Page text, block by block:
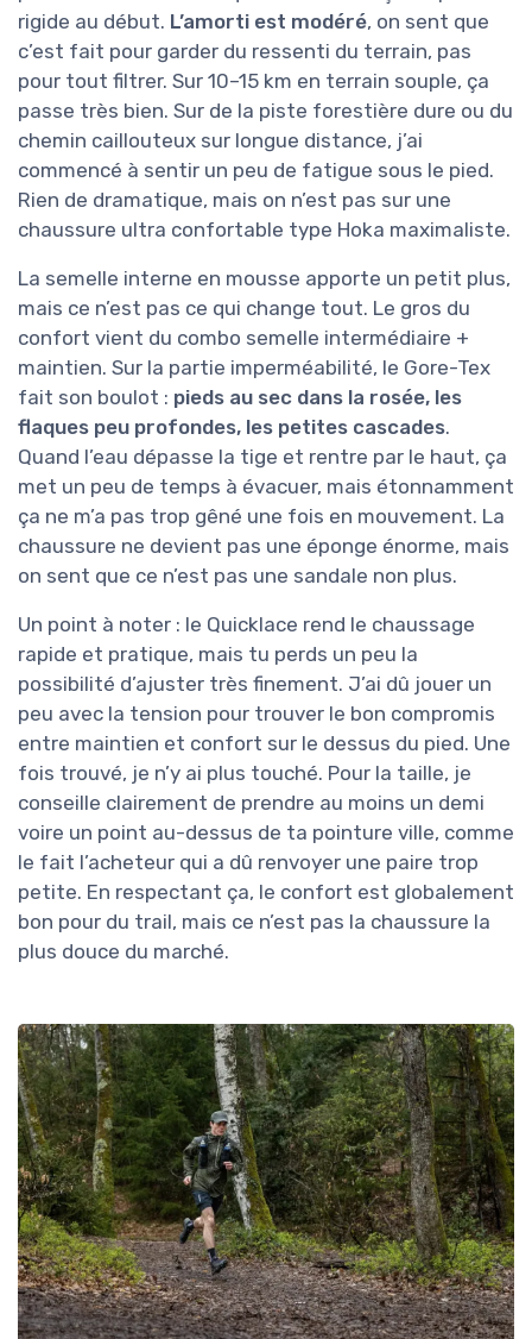
rigide au début. L’amorti est modéré, on sent que
c’est fait pour garder du ressenti du terrain, pas
pour tout filtrer. Sur 10–15 km en terrain souple, ça
passe très bien. Sur de la piste forestière dure ou du
chemin caillouteux sur longue distance, j’ai
commencé à sentir un peu de fatigue sous le pied.
Rien de dramatique, mais on n’est pas sur une
chaussure ultra confortable type Hoka maximaliste.
La semelle interne en mousse apporte un petit plus,
mais ce n’est pas ce qui change tout. Le gros du
confort vient du combo semelle intermédiaire +
maintien. Sur la partie imperméabilité, le Gore-Tex
fait son boulot : pieds au sec dans la rosée, les
flaques peu profondes, les petites cascades.
Quand l’eau dépasse la tige et rentre par le haut, ça
met un peu de temps à évacuer, mais étonnamment
ça ne m’a pas trop gêné une fois en mouvement. La
chaussure ne devient pas une éponge énorme, mais
on sent que ce n’est pas une sandale non plus.
Un point à noter : le Quicklace rend le chaussage
rapide et pratique, mais tu perds un peu la
possibilité d’ajuster très finement. J’ai dû jouer un
peu avec la tension pour trouver le bon compromis
entre maintien et confort sur le dessus du pied. Une
fois trouvé, je n’y ai plus touché. Pour la taille, je
conseille clairement de prendre au moins un demi
voire un point au-dessus de ta pointure ville, comme
le fait l’acheteur qui a dû renvoyer une paire trop
petite. En respectant ça, le confort est globalement
bon pour du trail, mais ce n’est pas la chaussure la
plus douce du marché.